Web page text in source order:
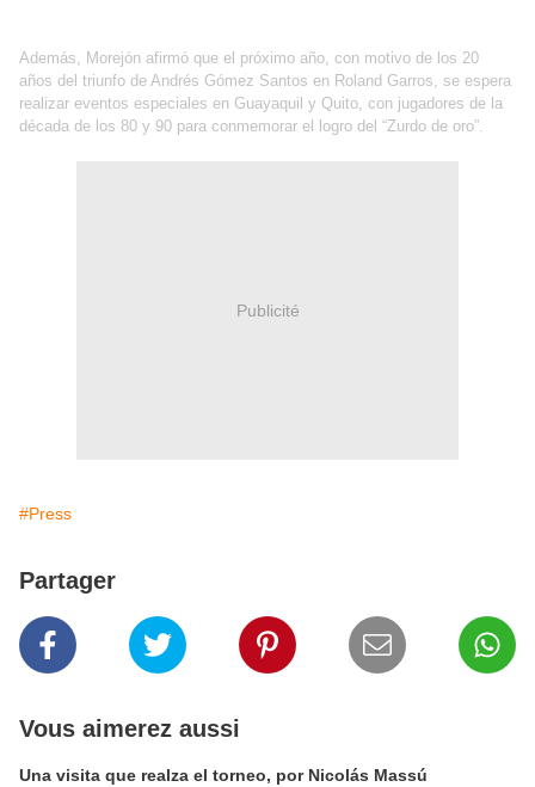
Además, Morejón afirmó que el próximo año, con motivo de los 20
años del triunfo de Andrés Gómez Santos en Roland Garros, se espera
realizar eventos especiales en Guayaquil y Quito, con jugadores de la
década de los 80 y 90 para conmemorar el logro del “Zurdo de oro”.
Publicité
#Press
Partager
Vous aimerez aussi
Una visita que realza el torneo, por Nicolás Massú